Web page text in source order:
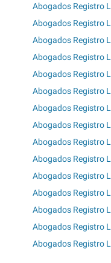
Abogados Registro
Abogados Registro
Abogados Registro
Abogados Registro
Abogados Registro
Abogados Registro
Abogados Registro
Abogados Registro
Abogados Registro
Abogados Registro
Abogados Registro
Abogados Registro
Abogados Registro
Abogados Registro
Abogados Registro